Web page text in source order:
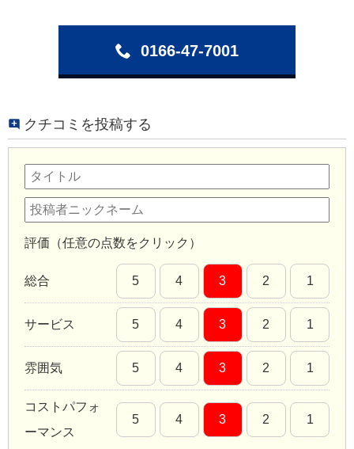
0166-47-7001
クチコミを投稿する
評価（任意の点数をクリック）
総合 5 4 3 2 1
サービス 5 4 3 2 1
雰囲気 5 4 3 2 1
コストパフォ
ーマンス
5 4 3 2 1